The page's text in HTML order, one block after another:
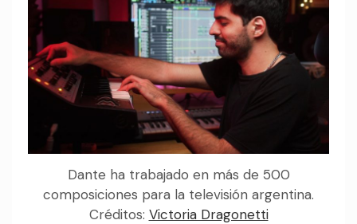
Dante ha trabajado en más de 500
composiciones para la televisión argentina.
Créditos: Victoria Dragonetti